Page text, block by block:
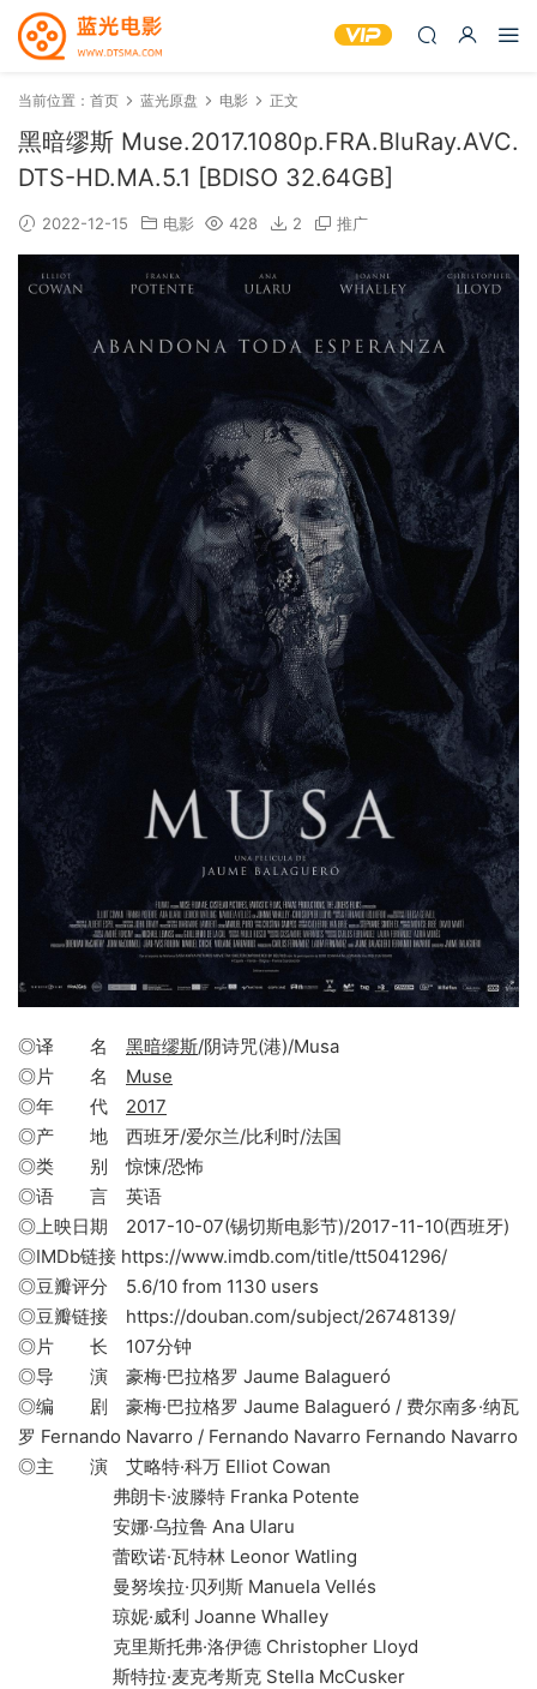
当前位置： 首页 蓝光原盘 电影 正文
黑暗缪斯 Muse.2017.1080p.FRA.BluRay.AVC.
DTS-HD.MA.5.1 [BDISO 32.64GB]
2022-12-15 电影 428 2 推广
◎译 名 黑暗缪斯/阴诗咒(港)/Musa
◎片 名 Muse
◎年 代 2017
◎产 地 西班牙/爱尔兰/比利时/法国
◎类 别 惊悚/恐怖
◎语 言 英语
◎上映日期 2017-10-07(锡切斯电影节)/2017-11-10(西班牙)
◎IMDb链接 https://www.imdb.com/title/tt5041296/
◎豆瓣评分 5.6/10 from 1130 users
◎豆瓣链接 https://douban.com/subject/26748139/
◎片 长 107分钟
◎导 演 豪梅·巴拉格罗 Jaume Balagueró
◎编 剧 豪梅·巴拉格罗 Jaume Balagueró / 费尔南多·纳瓦
罗 Fernando Navarro / Fernando Navarro Fernando Navarro
◎主 演 艾略特·科万 Elliot Cowan
弗朗卡·波滕特 Franka Potente
安娜·乌拉鲁 Ana Ularu
蕾欧诺·瓦特林 Leonor Watling
曼努埃拉·贝列斯 Manuela Vellés
琼妮·威利 Joanne Whalley
克里斯托弗·洛伊德 Christopher Lloyd
斯特拉·麦克考斯克 Stella McCusker